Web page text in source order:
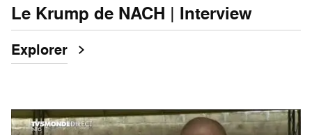
Le Krump de NACH | Interview
Explorer